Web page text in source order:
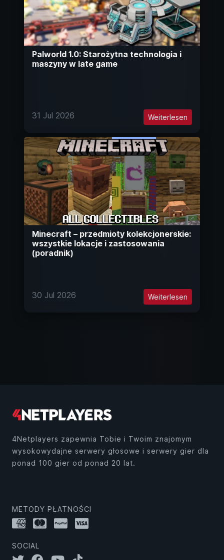
Palworld 1.0: Starożytna technologia i
maszyny w late game
31 Jul 2026 Weiterlesen
Minecraft – przedmioty kolekcjonerskie:
wszystkie lokacje i zastosowania
(poradnik)
30 Jul 2026 Weiterlesen
4Netplayers zapewnia Tobie i Twoim znajomym
wysokowydajne serwery głosowe i serwery gier dla
ponad 100 gier od ponad 20 lat.
METODY PŁATNOŚCI
SOCIAL